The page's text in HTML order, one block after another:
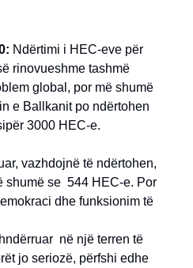
Ndërtimi i HEC-eve për
rinovueshme tashmë
global, por më shumë
e Ballkanit po ndërtohen
3000 HEC-e.
vazhdojnë të ndërtohen,
shumë se 544 HEC-e. Por
dhe funksionim të
në një terren të
jo seriozë, përfshi edhe